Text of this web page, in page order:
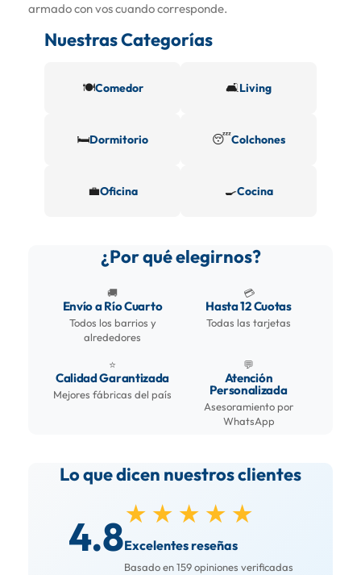
armado con vos cuando corresponde.
Nuestras Categorías
🍽️Comedor 🛋️Living
🛏️Dormitorio 😴Colchones
💼Oficina 🍳Cocina
¿Por qué elegirnos?
🚚
Envío a Río Cuarto
Todos los barrios y
alrededores
💳
Hasta 12 Cuotas
Todas las tarjetas
⭐
Calidad Garantizada
Mejores fábricas del país
💬
Atención
Personalizada
Asesoramiento por
WhatsApp
Lo que dicen nuestros clientes
4.8★★★★★
Excelentes reseñas
Basado en 159 opiniones verificadas